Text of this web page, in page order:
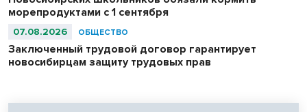
морепродуктами с 1 сентября
07.08.2026 ОБЩЕСТВО
Заключенный трудовой договор гарантирует
новосибирцам защиту трудовых прав